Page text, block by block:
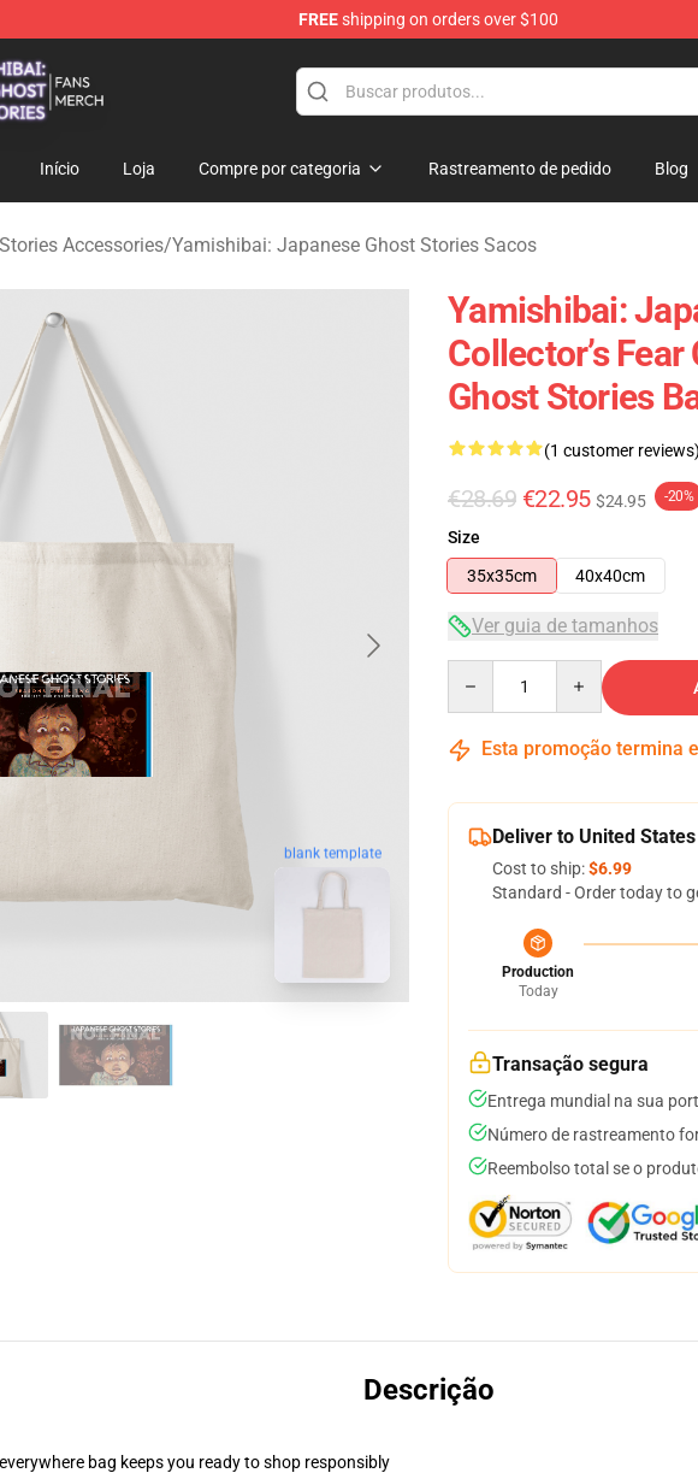
FREEshipping on orders over $100
- Official Yamishibai: Japanese Ghost Stories Merchandise Store
Início Loja Compre por categoria Rastreamento de pedido Blog
Accessories/Yamishibai: Japanese Ghost Stories Sacos
blank template
Yamishibai:
Collector’s
Ghost Stories
(1 customer reviews)
€28.69 €22.95 $24.95 -20%
Size
35x35cm
40x40cm
Ver guia de tamanhos
Esta promoção termina
Deliver to United States
Cost to ship:$6.99
Standard - Order today to
Production
Today
Transação segura
Entrega mundial na sua
Número de rastreamento
Reembolso total se o
Descrição
bag keeps you ready to shop responsibly